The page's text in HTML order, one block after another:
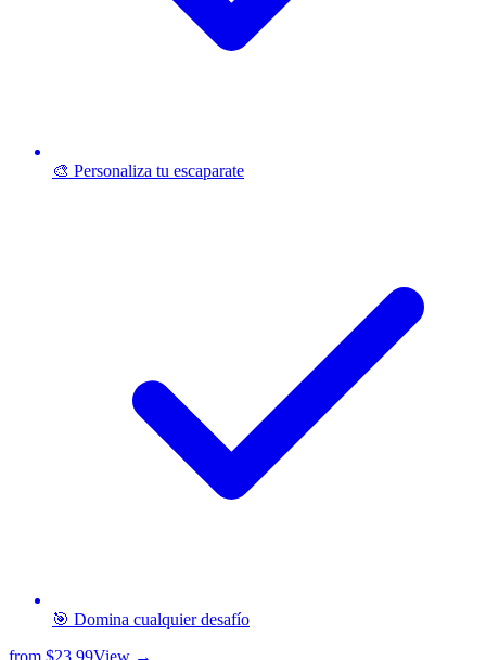
🎨 Personaliza tu escaparate
🎯 Domina cualquier desafío
from $23.99View →